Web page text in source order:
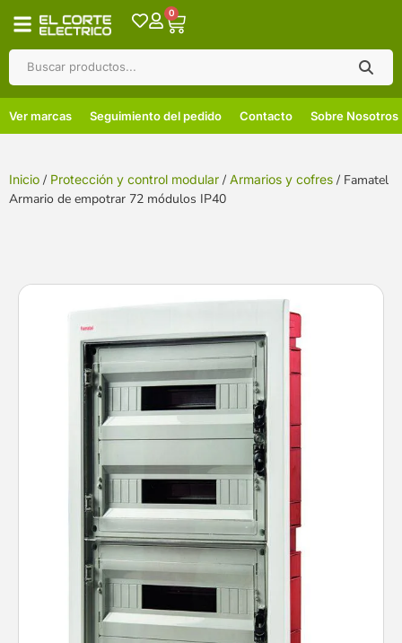
0
Ver marcas Seguimiento del pedido Contacto Sobre Nosotros
Inicio / Protección y control modular / Armarios y cofres / Famatel
Armario de empotrar 72 módulos IP40